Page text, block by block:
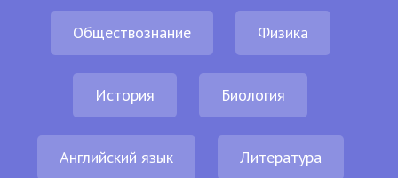
Обществознание Физика
История Биология
Английский язык Литература